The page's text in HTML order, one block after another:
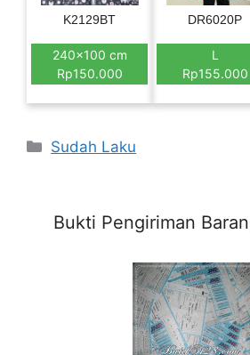
K2129BT
240×100 cm
Rp150.000
DR6020P
L
Rp155.000
Categories
Sudah Laku
Bukti Pengiriman